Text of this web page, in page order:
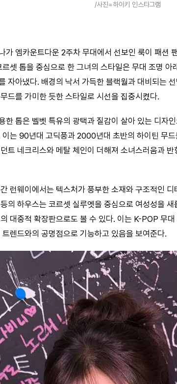
/사진=하이키 인스타그램
가 엠카운트다운 2주차 무대에서 선보인 룩이 패션
셋 톱을 중심으로 한 그녀의 스타일은 무대 조명
자아냈다. 배경의 낙서 가득한 블랙월과 대비되는
드를 가미한 듯한 스타일로 시선을 집중시켰다.
한 톱은 벨벳 특유의 광택과 질감이 살아 있는 디자
이는 90년대 고딕풍과 2000년대 초반의 하이틴 무
트 네크리스와 메탈 체인이 더해져 소녀스러움과
런웨이에서는 텍스처가 풍부한 소재와 구조적인
의 하우스는 코르셋 실루엣을 중심으로 여성성을
대중적 확장판으로도 볼 수 있다. 이는 K-POP 무
트렌드와의 공명점으로 기능하고 있음을 보여준다.